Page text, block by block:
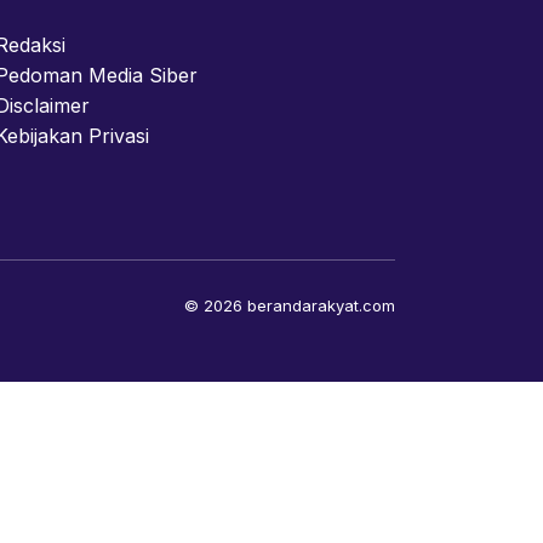
Media Siber
Privasi
© 2026 berandarakyat.com